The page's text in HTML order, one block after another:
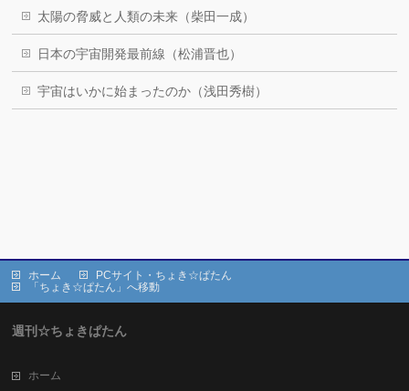
太陽の脅威と人類の未来（柴田一成）
日本の宇宙開発最前線（松浦晋也）
宇宙はいかに始まったのか（浅田秀樹）
ホーム
PCサイト・ちょき☆ぱたん
「ちょき☆ぱたん」へ移動
週刊☆ちょきぱたん
ホーム